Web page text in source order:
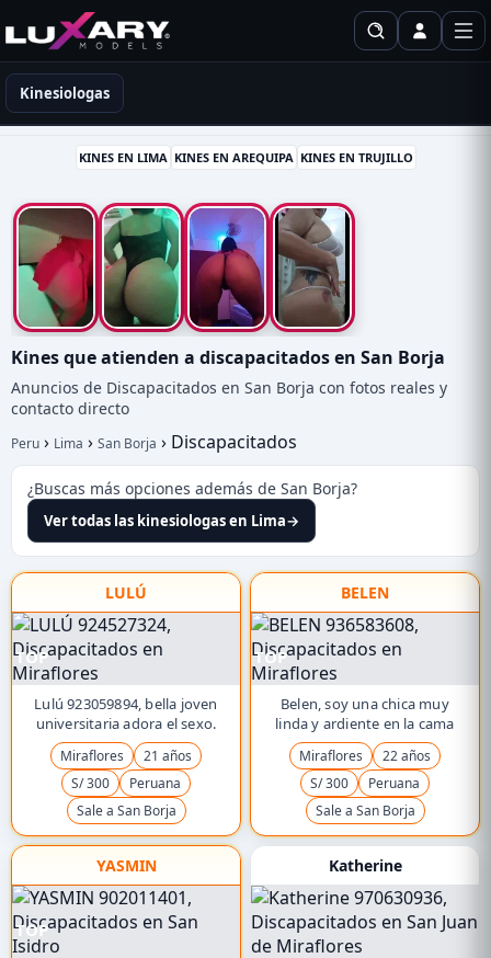
Kinesiólogas en Perú
Kinesiologas
KINES EN LIMA KINES EN AREQUIPA KINES EN TRUJILLO
Kines que atienden a discapacitados en San Borja
Anuncios de Discapacitados en San Borja con fotos reales y
contacto directo
Peru › Lima › San Borja › Discapacitados
¿Buscas más opciones además de San Borja?
Ver todas las kinesiologas en Lima→
LULÚ
TOP
Lulú 923059894, bella joven
universitaria adora el sexo.
Miraflores
21 años
S/ 300
Peruana
Sale a San Borja
BELEN
TOP
Belen, soy una chica muy
linda y ardiente en la cama
Miraflores
22 años
S/ 300
Peruana
Sale a San Borja
YASMIN
TOP
Katherine